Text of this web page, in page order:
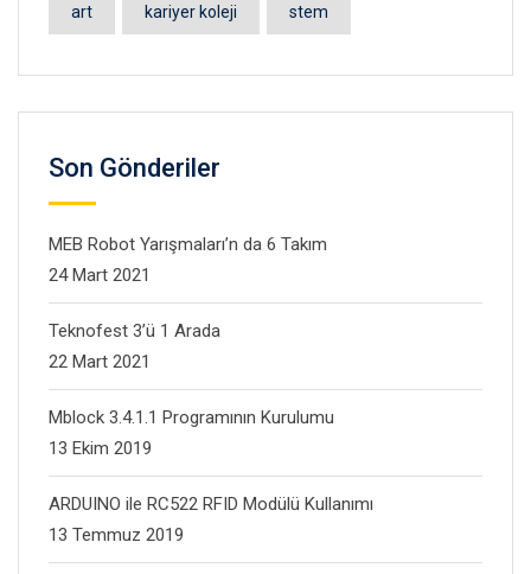
art kariyer koleji stem
Son Gönderiler
MEB Robot Yarışmaları’n da 6 Takım
24 Mart 2021
Teknofest 3’ü 1 Arada
22 Mart 2021
Mblock 3.4.1.1 Programının Kurulumu
13 Ekim 2019
ARDUINO ile RC522 RFID Modülü Kullanımı
13 Temmuz 2019